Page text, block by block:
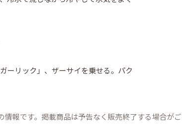
ーリック」、ザーサイを乗せる。パク
報です。掲載商品は予告なく販売終了する場合が